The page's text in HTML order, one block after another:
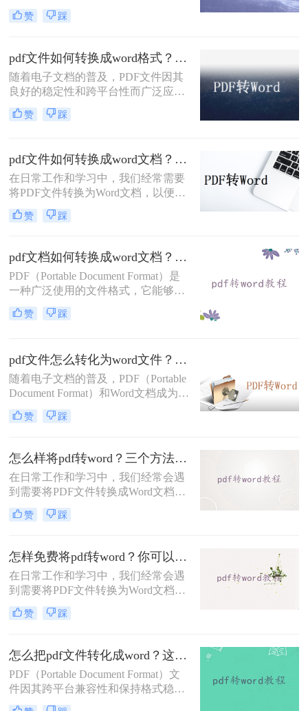
情况。PDF格式的文档常常具有固定
布局和格式的优点，但在对文本进行
解决pdf怎么转换成word问题，本文将
介绍三种简单有效的方法，帮助您轻
松将PDF转换为可编辑的Word文件。
赞 踩
pdf文件如何转换成word格式？教你3种简单的转换方法!！
随着电子文档的普及，PDF文件因其
良好的稳定性和跨平台性而广泛应
用。然而，当需要编辑或修改PDF文
件时，将其转换为Word格式会更为方
转换成Word格式的方法。
赞 踩
pdf文件如何转换成word文档？这三个方法让你快速操作！
在日常工作和学习中，我们经常需要
将PDF文件转换为Word文档，以便进
行编辑、修改或格式化。
PDF（Portable Document Format）格
致，但在编辑方面却不如Word文档灵
活。那么pdf文件如何转换成word文档
呢？本文将介绍几种将PDF文件转换
为Word文档的方法，帮助您轻松应对
各种需求。
赞 踩
pdf文档如何转换成word文档？给大家分享三种简单的转换方法！
PDF（Portable Document Format）是
一种广泛使用的文件格式，它能够保
持文档的原始格式和布局，确保在各
种设备和操作系统上都能一致地显
便更方便地进行编辑、修改或格式调
整。那么pdf文档如何转换成word文档
呢？以下是一些常见的方法来实现这
赞 踩
pdf文件怎么转化为word文件？来学习这二种简单的方法！
随着电子文档的普及，PDF（Portable
Document Format）和Word文档成为了
我们日常工作中最为常见的两种文件
格式。然而，有时我们可能需要将
和修改。那么pdf文件怎么转化为word
文件呢？下面，我将详细介绍几种将
PDF文件转化为Word文件的方法，帮
助您轻松应对各种场景。
赞 踩
怎么样将pdf转word？三个方法帮你一键解决！
在日常工作和学习中，我们经常会遇
到需要将PDF文件转换成Word文档的
情况。因为PDF是一种相对固定的文
档格式，无法直接进行编辑和修改，
辑工具。那么怎么样将pdf转word
呢？本文将为你介绍三个简单而有效
的方法，帮助你顺利完成PDF转Word
的需求。
赞 踩
怎样免费将pdf转word？你可以试试这3种方法！
在日常工作和学习中，我们经常会遇
到需要将PDF文件转换为Word文档的
情况，以便于编辑和修改。虽然市面
上有很多付费的转换工具，但也有一
么怎样免费将pdf转word呢？下面，我
将介绍三种免费将PDF转Word的方
法。
赞 踩
怎么把pdf文件转化成word？这三个方法让你快速操作！
PDF（Portable Document Format）文
件因其跨平台兼容性和保持格式稳定
性的特点，广泛应用于各个领域。然